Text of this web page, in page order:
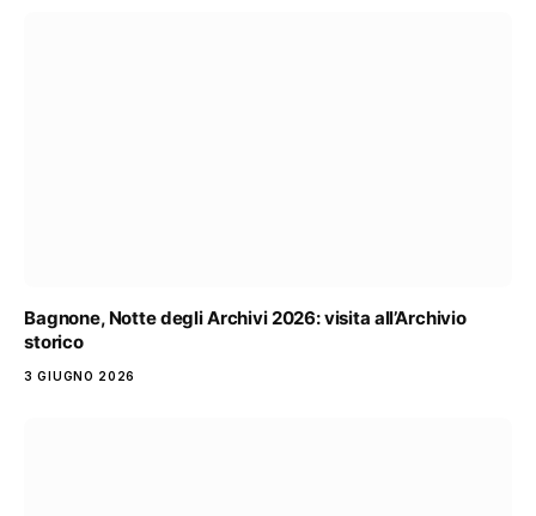
Bagnone, Notte degli Archivi 2026: visita all’Archivio
storico
3 GIUGNO 2026